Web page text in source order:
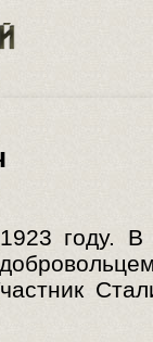
году. В